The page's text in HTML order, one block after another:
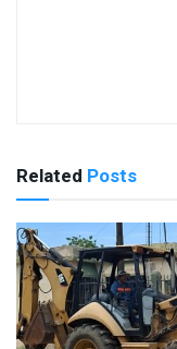
Related Posts